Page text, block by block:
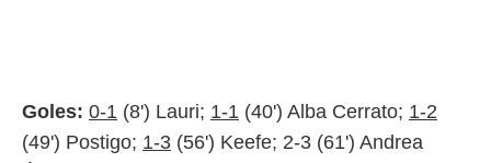
Goles: 0-1 (8') Lauri; 1-1 (40') Alba Cerrato; 1-2
(49') Postigo; 1-3 (56') Keefe; 2-3 (61') Andrea